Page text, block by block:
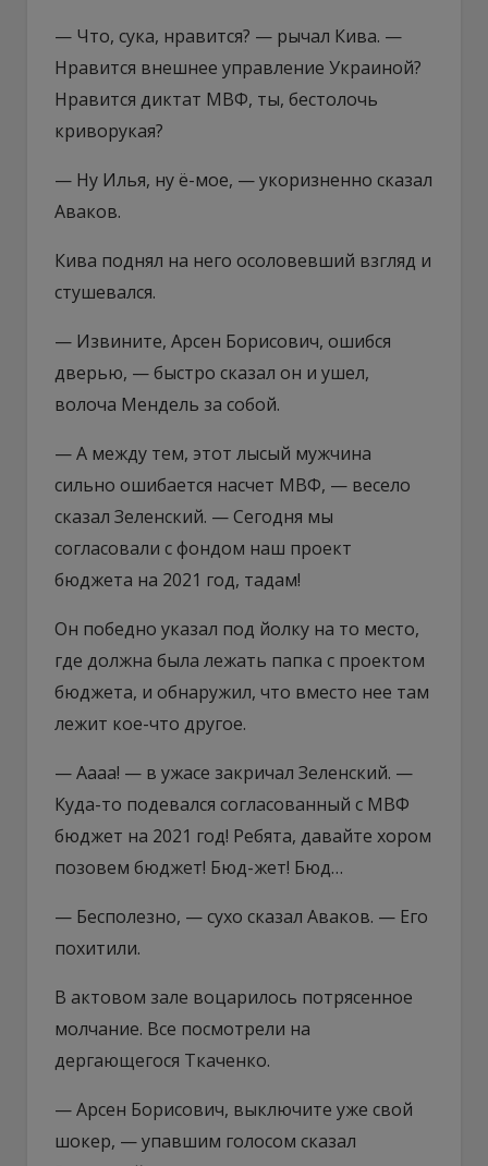
— Что, сука, нравится? — рычал Кива. —
Нравится внешнее управление Украиной?
Нравится диктат МВФ, ты, бестолочь
криворукая?
— Ну Илья, ну ё-мое, — укоризненно сказал
Аваков.
Кива поднял на него осоловевший взгляд и
стушевался.
— Извините, Арсен Борисович, ошибся
дверью, — быстро сказал он и ушел,
волоча Мендель за собой.
— А между тем, этот лысый мужчина
сильно ошибается насчет МВФ, — весело
сказал Зеленский. — Сегодня мы
согласовали с фондом наш проект
бюджета на 2021 год, тадам!
Он победно указал под йолку на то место,
где должна была лежать папка с проектом
бюджета, и обнаружил, что вместо нее там
лежит кое-что другое.
— Аааа! — в ужасе закричал Зеленский. —
Куда-то подевался согласованный с МВФ
бюджет на 2021 год! Ребята, давайте хором
позовем бюджет! Бюд-жет! Бюд…
— Бесполезно, — сухо сказал Аваков. — Его
похитили.
В актовом зале воцарилось потрясенное
молчание. Все посмотрели на
дергающегося Ткаченко.
— Арсен Борисович, выключите уже свой
шокер, — упавшим голосом сказал